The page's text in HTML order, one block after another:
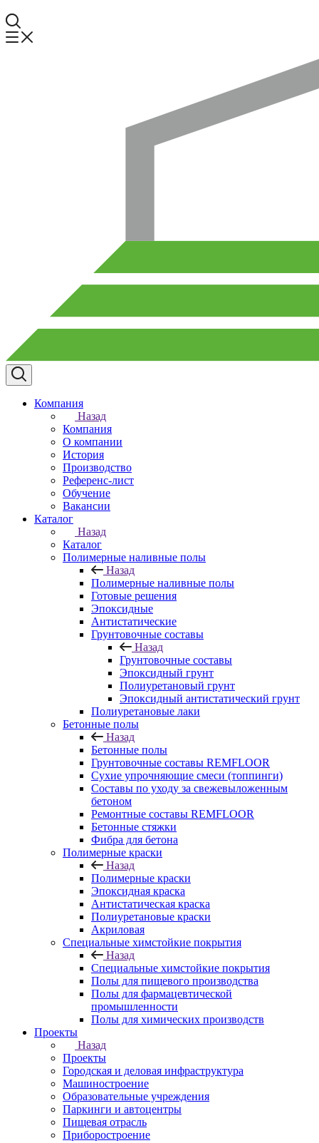
Компания
Назад
Компания
О компании
История
Производство
Референс-лист
Обучение
Вакансии
Каталог
Назад
Каталог
Полимерные наливные полы
Назад
Полимерные наливные полы
Готовые решения
Эпоксидные
Антистатические
Грунтовочные составы
Назад
Грунтовочные составы
Эпоксидный грунт
Полиуретановый грунт
Эпоксидный антистатический грунт
Полиуретановые лаки
Бетонные полы
Назад
Бетонные полы
Грунтовочные составы REMFLOOR
Сухие упрочняющие смеси (топпинги)
Составы по уходу за свежевыложенным
бетоном
Ремонтные составы REMFLOOR
Бетонные стяжки
Фибра для бетона
Полимерные краски
Назад
Полимерные краски
Эпоксидная краска
Антистатическая краска
Полиуретановые краски
Акриловая
Специальные химстойкие покрытия
Назад
Специальные химстойкие покрытия
Полы для пищевого производства
Полы для фармацевтической
промышленности
Полы для химических производств
Проекты
Назад
Проекты
Городская и деловая инфраструктура
Машиностроение
Образовательные учреждения
Паркинги и автоцентры
Пищевая отрасль
Приборостроение